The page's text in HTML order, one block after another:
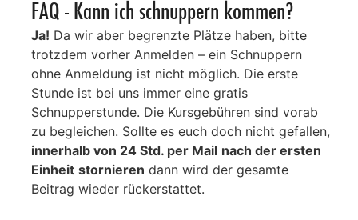
FAQ - Kann ich schnuppern kommen?
Ja! Da wir aber begrenzte Plätze haben, bitte
trotzdem vorher Anmelden – ein Schnuppern
ohne Anmeldung ist nicht möglich. Die erste
Stunde ist bei uns immer eine gratis
Schnupperstunde. Die Kursgebühren sind vorab
zu begleichen. Sollte es euch doch nicht gefallen,
innerhalb von 24 Std. per Mail nach der ersten
Einheit stornieren dann wird der gesamte
Beitrag wieder rückerstattet.